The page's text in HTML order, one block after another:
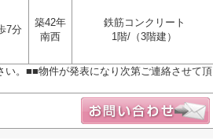
7分
築42年
南西
鉄筋コンクリート
1階/（3階建）
。■■物件が発表になり次第ご連絡させて頂